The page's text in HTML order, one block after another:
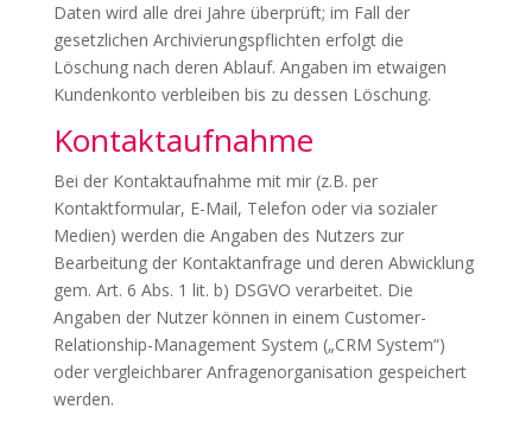
Daten wird alle drei Jahre überprüft; im Fall der
gesetzlichen Archivierungspflichten erfolgt die
Löschung nach deren Ablauf. Angaben im etwaigen
Kundenkonto verbleiben bis zu dessen Löschung.
Kontaktaufnahme
Bei der Kontaktaufnahme mit mir (z.B. per
Kontaktformular, E-Mail, Telefon oder via sozialer
Medien) werden die Angaben des Nutzers zur
Bearbeitung der Kontaktanfrage und deren Abwicklung
gem. Art. 6 Abs. 1 lit. b) DSGVO verarbeitet. Die
Angaben der Nutzer können in einem Customer-
Relationship-Management System („CRM System“)
oder vergleichbarer Anfragenorganisation gespeichert
werden.